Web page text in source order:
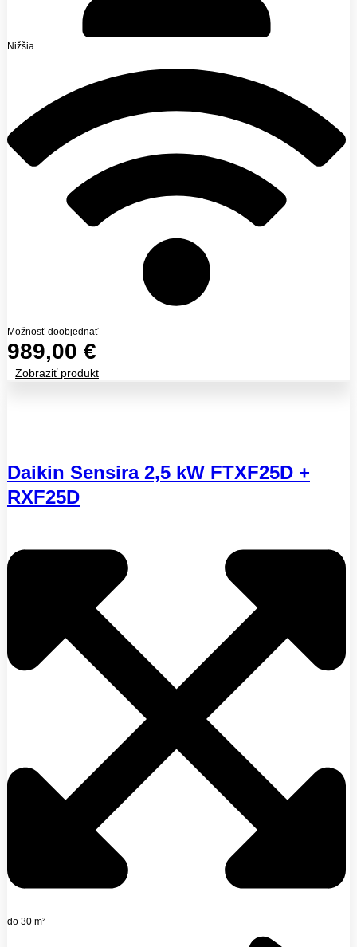
Nižšia
Možnosť doobjednať
989,00 €
Zobraziť produkt
Daikin Sensira 2,5 kW FTXF25D +
RXF25D
do 30 m²